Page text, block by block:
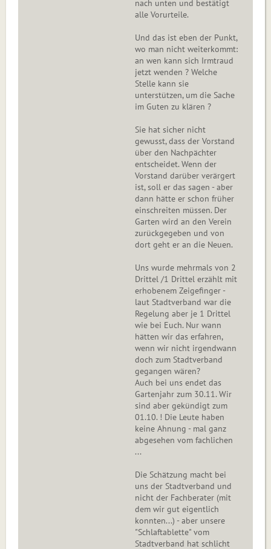
nach unten und bestätigt
alle Vorurteile.
Und das ist eben der Punkt,
wo man nicht weiterkommt:
an wen kann sich Irmtraud
jetzt wenden ? Welche
Stelle kann sie
unterstützen, um die Sache
im Guten zu klären ?
Sie hat sicher nicht
gewusst, dass der Vorstand
über den Nachpächter
entscheidet. Wenn der
Vorstand darüber verärgert
ist, soll er das sagen - aber
dann hätte er schon früher
einschreiten müssen. Der
Garten wird an den Verein
zurückgegeben und von
dort geht er an die Neuen.
Uns wurde mehrmals von 2
Drittel /1 Drittel erzählt mit
erhobenem Zeigefinger -
laut Stadtverband war die
Regelung aber je 1 Drittel
wie bei Euch. Nur wann
hätten wir das erfahren,
wenn wir nicht irgendwann
doch zum Stadtverband
gegangen wären?
Auch bei uns endet das
Gartenjahr zum 30.11. Wir
sind aber gekündigt zum
01.10. ! Die Leute haben
keine Ahnung - mal ganz
abgesehen vom fachlichen
...
Die Schätzung macht bei
uns der Stadtverband und
nicht der Fachberater (mit
dem wir gut eigentlich
konnten...) - aber unsere
"Schlaftablette" vom
Stadtverband hat schlicht